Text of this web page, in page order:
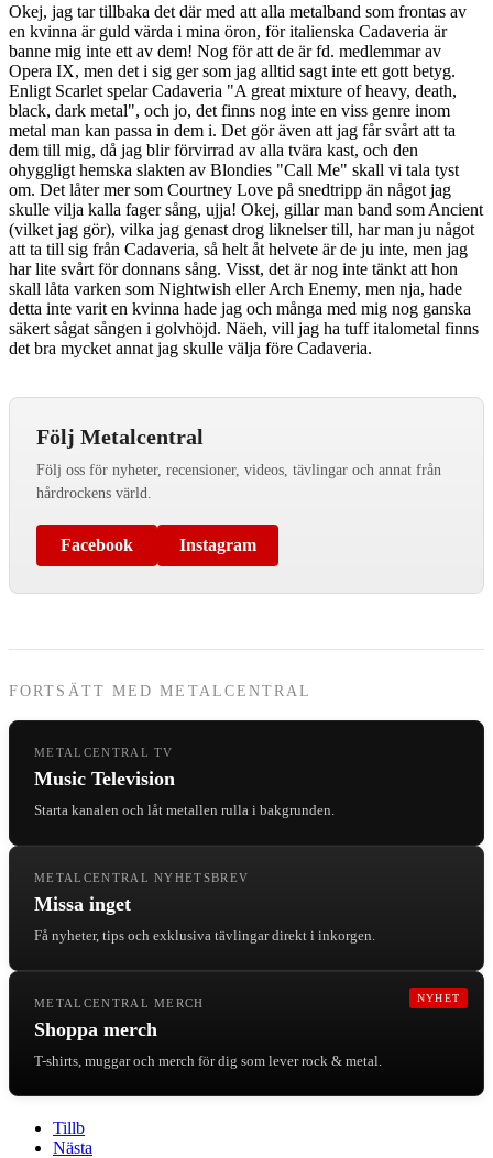
Okej, jag tar tillbaka det där med att alla metalband som frontas av
en kvinna är guld värda i mina öron, för italienska Cadaveria är
banne mig inte ett av dem! Nog för att de är fd. medlemmar av
Opera IX, men det i sig ger som jag alltid sagt inte ett gott betyg.
Enligt Scarlet spelar Cadaveria "A great mixture of heavy, death,
black, dark metal", och jo, det finns nog inte en viss genre inom
metal man kan passa in dem i. Det gör även att jag får svårt att ta
dem till mig, då jag blir förvirrad av alla tvära kast, och den
ohyggligt hemska slakten av Blondies "Call Me" skall vi tala tyst
om. Det låter mer som Courtney Love på snedtripp än något jag
skulle vilja kalla fager sång, ujja! Okej, gillar man band som Ancient
(vilket jag gör), vilka jag genast drog liknelser till, har man ju något
att ta till sig från Cadaveria, så helt åt helvete är de ju inte, men jag
har lite svårt för donnans sång. Visst, det är nog inte tänkt att hon
skall låta varken som Nightwish eller Arch Enemy, men nja, hade
detta inte varit en kvinna hade jag och många med mig nog ganska
säkert sågat sången i golvhöjd. Näeh, vill jag ha tuff italometal finns
det bra mycket annat jag skulle välja före Cadaveria.
Följ Metalcentral
Följ oss för nyheter, recensioner, videos, tävlingar och annat från
hårdrockens värld.
Facebook Instagram
FORTSÄTT MED METALCENTRAL
METALCENTRAL TV
Music Television
Starta kanalen och låt metallen rulla i bakgrunden.
METALCENTRAL NYHETSBREV
Missa inget
Få nyheter, tips och exklusiva tävlingar direkt i inkorgen.
NYHET
METALCENTRAL MERCH
Shoppa merch
T-shirts, muggar och merch för dig som lever rock & metal.
Tillb
Nästa